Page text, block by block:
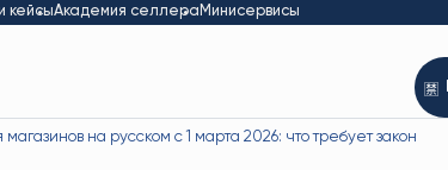
кейсыАкадемия селлера Минисервисы
магазинов на русском с 1 марта 2026: что требует закон